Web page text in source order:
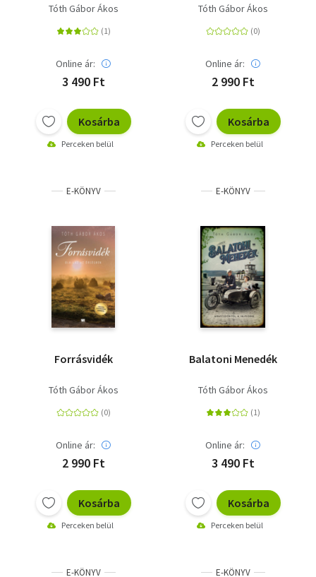
Tóth Gábor Ákos
Online ár:
3 490 Ft
Kosárba
Perceken belül
Tóth Gábor Ákos
Online ár:
2 990 Ft
Kosárba
Perceken belül
E-KÖNYV
Forrásvidék
Tóth Gábor Ákos
Online ár:
2 990 Ft
Kosárba
Perceken belül
E-KÖNYV
Balatoni Menedék
Tóth Gábor Ákos
Online ár:
3 490 Ft
Kosárba
Perceken belül
E-KÖNYV E-KÖNYV